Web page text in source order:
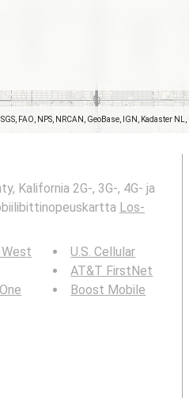
FAO, NPS, NRCAN, GeoBase, IGN,
Kalifornia 2G-, 3G-, 4G- ja
Los-
West
U.S. Cellular
AT&T FirstNet
Boost Mobile